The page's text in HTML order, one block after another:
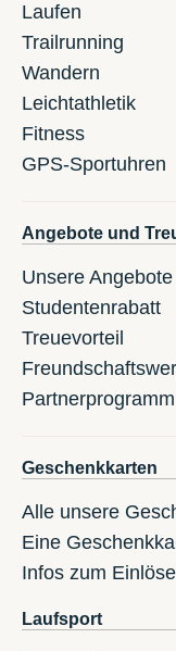
Laufen
Trailrunning
Wandern
Leichtathletik
Fitness
GPS-Sportuhren
Angebote und
Unsere Angebote
Studentenrabatt
Treuevorteil
Partnerprogramm
Geschenkkarten
Alle unsere
Eine
Infos zum
Laufsport